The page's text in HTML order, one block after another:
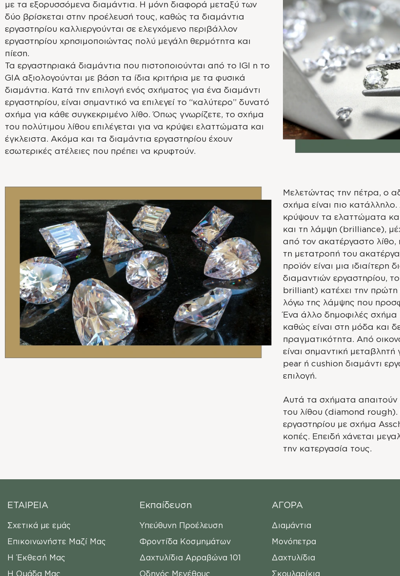
με τα εξορυσσόμενα διαμάντια. Η μόνη διαφορά μεταξύ των
δύο βρίσκεται στην προέλευσή τους, καθώς τα διαμάντια
εργαστηρίου καλλιεργούνται σε ελεγχόμενο περιβάλλον
εργαστηρίου χρησιμοποιώντας πολύ μεγάλη θερμότητα και
πίεση.
Τα εργαστηριακά διαμάντια που πιστοποιούνται από το IGI η το
GIA αξιολογούνται με βάση τα ίδια κριτήρια με τα φυσικά
διαμάντια. Κατά την επιλογή ενός σχήματος για ένα διαμάντι
εργαστηρίου, είναι σημαντικό να επιλεγεί το “καλύτερο” δυνατό
σχήμα για κάθε συγκεκριμένο λίθο. Όπως γνωρίζετε, το σχήμα
του πολύτιμου λίθου επιλέγεται για να κρύψει ελαττώματα και
έγκλειστα. Ακόμα και τα διαμάντια εργαστηρίου έχουν
εσωτερικές ατέλειες που πρέπει να κρυφτούν.
Μελετώντας την πέτρα, ο
σχήμα είναι πιο
κρύψουν τα ελαττώματα
και τη λάμψη (brilliance),
από τον ακατέργαστο λίθο,
τη μετατροπή του
προϊόν είναι μια
διαμαντιών εργαστηρίου,
brilliant) κατέχει την πρώτη
λόγω της λάμψης που
Ένα άλλο δημοφιλές σχήμα
καθώς είναι στη μόδα και
πραγματικότητα. Από
είναι σημαντική
pear ή cushion διαμάντι
επιλογή.
Αυτά τα σχήματα απαιτούν
του λίθου (diamond rough).
εργαστηρίου με σχήμα
κοπές. Επειδή χάνεται
την κατεργασία τους.
ΕΤΑΙΡΕΙΑ
Σχετικά με εμάς
Επικοινωνήστε Μαζί Μας
Η Έκθεσή Μας
Η Ομάδα Μας
Εκπαίδευση
Υπεύθυνη Προέλευση
Φροντίδα Κοσμημάτων
Δαχτυλίδια Αρραβώνα 101
Οδηγός Μεγέθους
ΑΓΟΡΑ
Διαμάντια
Μονόπετρα
Δαχτυλίδια
Σκουλαρίκια